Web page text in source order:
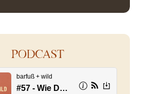
PODCAST